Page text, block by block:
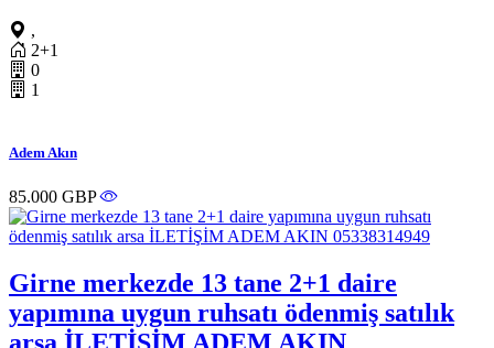
,
2+1
0
1
Adem Akın
85.000 GBP
Girne merkezde 13 tane 2+1 daire
yapımına uygun ruhsatı ödenmiş satılık
arsa İLETİŞİM ADEM AKIN